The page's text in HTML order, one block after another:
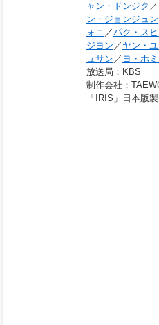
ャン・ドンジク ／
ン・ジョンジュン
ォニ ／パク・ス
ジヨン ／ ヤン・ユ
ュサン ／ ヨ・ホ
放送局 ：KBS
制作会社 ：
「IRIS」日本版